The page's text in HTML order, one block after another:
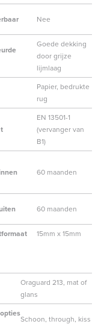
Nee
Goede dekking
door grijze
lijmlaag
Papier, bedrukte
rug
EN 13501-1
(vervanger van
B1)
60 maanden
60 maanden
15mm x 15mm
Oraguard 213, mat of
glans
Schoon, through, kiss